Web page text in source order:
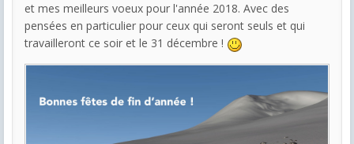
et mes meilleurs voeux pour l'année 2018. Avec des
pensées en particulier pour ceux qui seront seuls et qui
travailleront ce soir et le 31 décembre !